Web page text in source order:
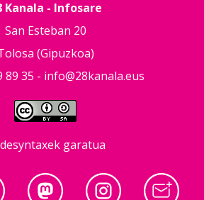
Kanala - Infosare
San Esteban 20
(Gipuzkoa)
89 35 - info@28kanala.eus
garatua